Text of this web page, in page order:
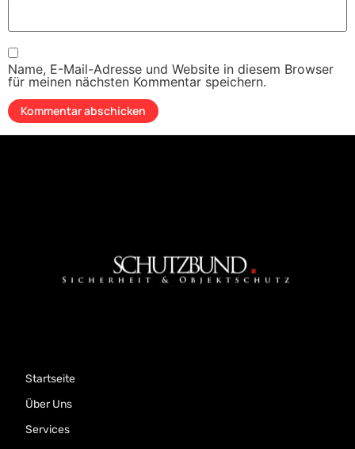
Name, E-Mail-Adresse und Website in diesem Browser
für meinen nächsten Kommentar speichern.
Startseite
Über Uns
Services